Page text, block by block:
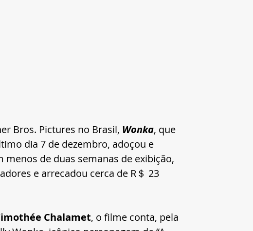
Bros. Pictures no Brasil, Wonka, que
dia 7 de dezembro, adoçou e
de duas semanas de exibição,
e arrecadou cerca de R＄ 23
Chalamet, o filme conta, pela